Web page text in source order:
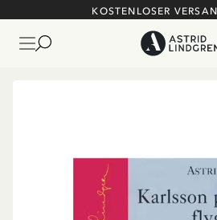
KOSTENLOSER